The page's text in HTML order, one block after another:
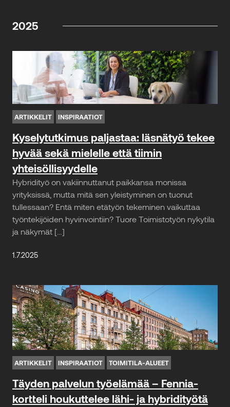
2025
ARTIKKELIT INSPIRAATIOT
Kyselytutkimus paljastaa: läsnätyö tekee
hyvää sekä mielelle että tiimin
yhteisöllisyydelle
Hybridityö on vakiinnuttanut paikkansa monissa
yrityksissä, mutta mitä sen yleistyminen on tuonut
tullessaan? Entä miten etätyön tekeminen vaikuttaa
työntekijöiden hyvinvointiin? Tuore Toimistotyön nykytila
ja näkymät […]
1.7.2025
ARTIKKELIT INSPIRAATIOT TOIMITILA-ALUEET
Täyden palvelun työelämää – Fennia-
kortteli houkuttelee lähi- ja hybridityötä